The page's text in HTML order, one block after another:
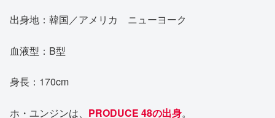
出身地：韓国／アメリカ ニューヨーク
血液型：B型
身長：170cm
ホ・ユンジンは、 PRODUCE 48の出身。